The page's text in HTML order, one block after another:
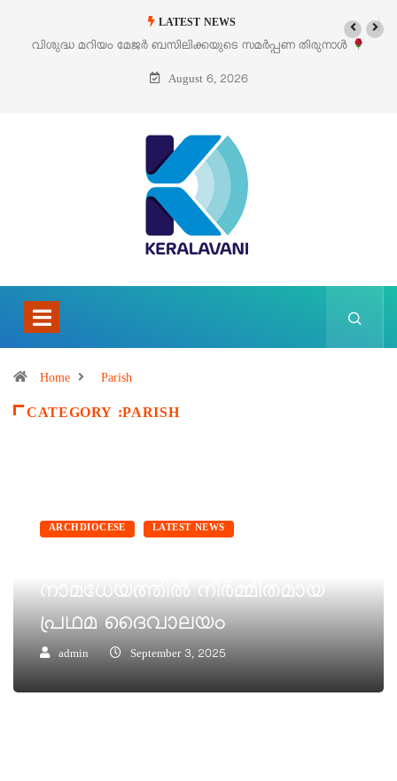
LATEST NEWS
വിശുദ്ധ മറിയം മേജർ ബസിലിക്കയുടെ സമർപ്പണ തിരുനാൾ
ഓഗസ്റ്റ് 5 –
August 6, 2026
Home Parish
CATEGORY :PARISH
ARCHDIOCESE LATEST NEWS
നാമധേയത്തിൽ നിർമ്മിതമായ
പ്രഥമ ദൈവാലയം
admin September 3, 2025